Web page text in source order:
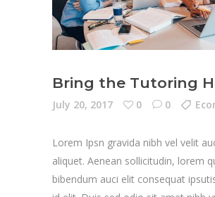
Bring the Tutoring
July 20, 2017 0 0
Lorem Ipsn gravida nibh vel velit
aliquet. Aenean sollicitudin, lorem
bibendum auci elit consequat